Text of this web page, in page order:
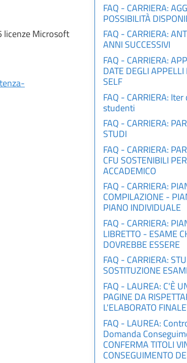
licenze Microsoft
FAQ - CARRIERA:
POSSIBILITÀ
FAQ - CARRIERA:
ANNI SUCCESSIVI
FAQ - CARRIERA:
DATE DEGLI
SELF
FAQ - CARRIERA:
studenti
FAQ - CARRIERA:
STUDI
FAQ - CARRIERA:
CFU SOSTENIBILI
ACCADEMICO
FAQ - CARRIERA:
COMPILAZIONE -
PIANO INDIVIDUALE
FAQ - CARRIERA:
LIBRETTO - ESAME
DOVREBBE ESSERE
FAQ - CARRIERA:
SOSTITUZIONE ESAMI
FAQ - LAUREA: C'È
PAGINE DA
L'ELABORATO
FAQ - LAUREA:
Domanda
CONFERMA TITOLI
CONSEGUIMENTO